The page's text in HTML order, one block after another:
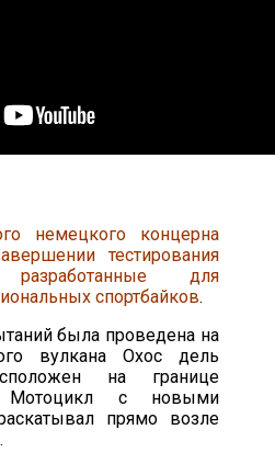
немецкого концерна
тестирования
для
спортбайков.
была проведена на
вулкана Охос дель
на границе
с новыми
прямо возле